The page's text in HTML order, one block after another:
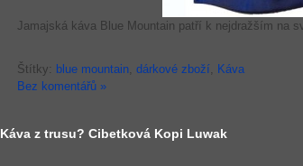
Jamajská káva Blue Mountain patří k nejdražším na
Štítky: blue mountain, dárkové zboží, Káva
Bez komentářů »
Káva z trusu? Cibetková Kopi Luwak